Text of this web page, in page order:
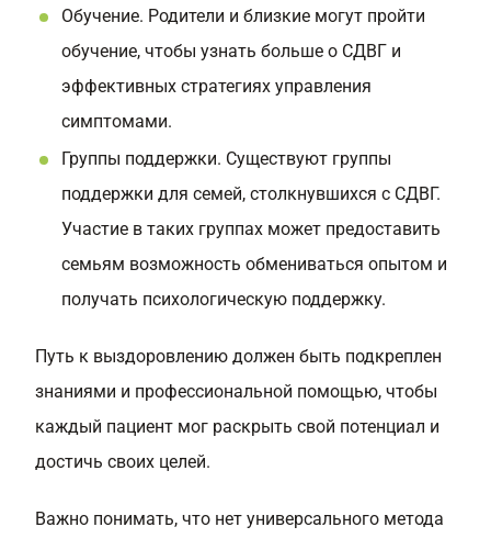
Обучение. Родители и близкие могут пройти
обучение, чтобы узнать больше о СДВГ и
эффективных стратегиях управления
симптомами.
Группы поддержки. Существуют группы
поддержки для семей, столкнувшихся с СДВГ.
Участие в таких группах может предоставить
семьям возможность обмениваться опытом и
получать психологическую поддержку.
Путь к выздоровлению должен быть подкреплен
знаниями и профессиональной помощью, чтобы
каждый пациент мог раскрыть свой потенциал и
достичь своих целей.
Важно понимать, что нет универсального метода